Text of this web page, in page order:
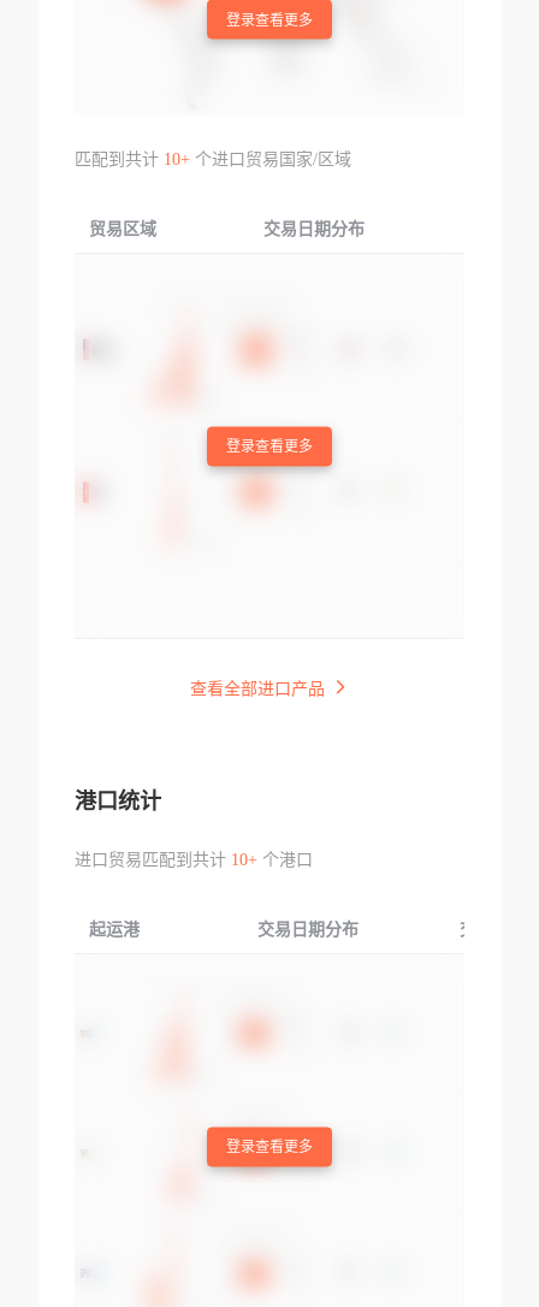
登录查看更多
匹配到共计 10+个进口贸易国家/区域
贸易区域 交易日期分布
登录查看更多
查看全部进口产品
港口统计
进口贸易匹配到共计 10+个港口
起运港 交易日期分布 交易产品
登录查看更多